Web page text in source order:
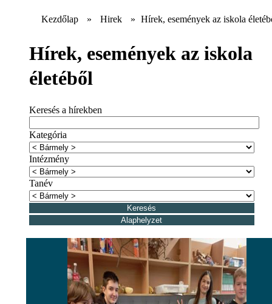
Kezdőlap » Hirek » Hírek, események az iskola
Hírek, események az iskola
életéből
Keresés a hírekben
Kategória
Intézmény
Tanév